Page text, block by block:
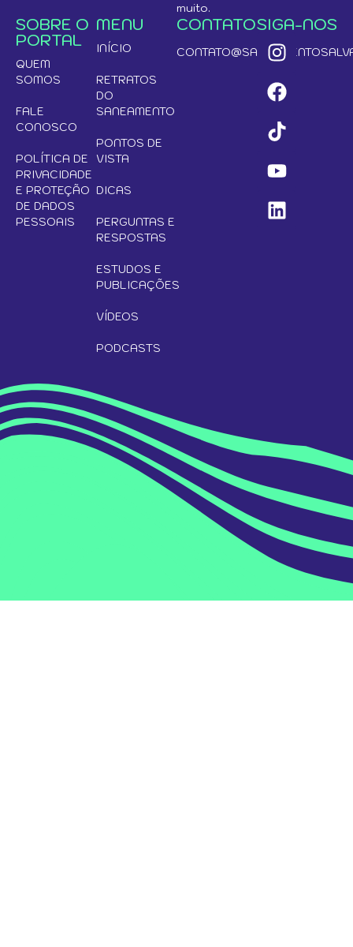
muito.
SOBRE O
PORTAL
QUEM
SOMOS
FALE
CONOSCO
POLÍTICA DE
PRIVACIDADE
E PROTEÇÃO
DE DADOS
PESSOAIS
MENU
INÍCIO
RETRATOS
DO
SANEAMENTO
PONTOS DE
VISTA
DICAS
PERGUNTAS E
RESPOSTAS
ESTUDOS E
PUBLICAÇÕES
VÍDEOS
PODCASTS
CONTATOSIGA-NOS